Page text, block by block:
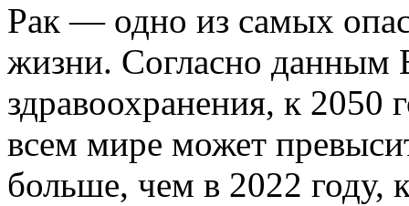
Рак — одно из самых
жизни. Согласно данным
здравоохранения, к 2050
всем мире может
больше, чем в 2022 году,